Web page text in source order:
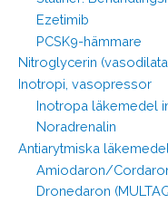
Ezetimib
PCSK9-hämmare
Nitroglycerin
Inotropi, vasopressor
Inotropa läkemedel
Noradrenalin
Antiarytmiska läkemedel
Amiodaron/
Dronedaron